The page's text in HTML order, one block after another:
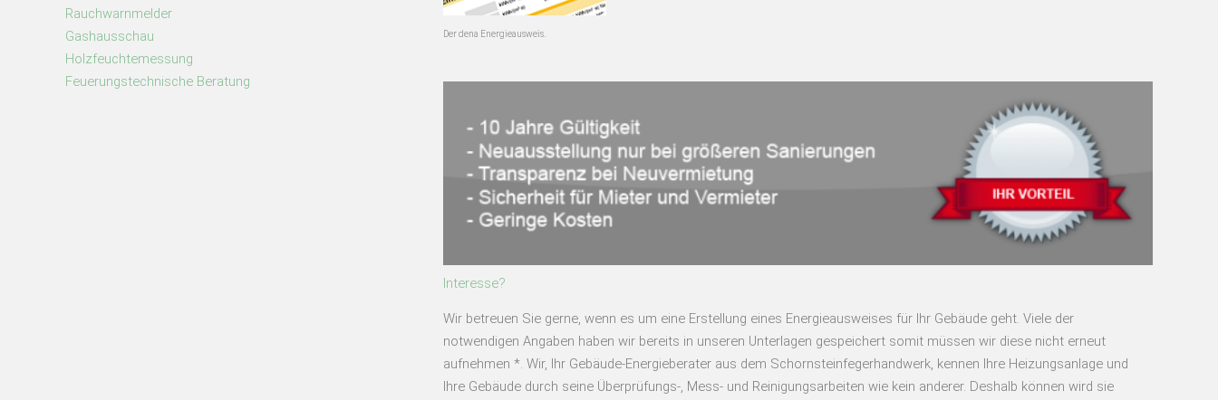
Rauchwarnmelder
Gashausschau
Holzfeuchtemessung
Feuerungstechnische Beratung
Der dena Energieausweis.
Interesse?
Wir betreuen Sie gerne, wenn es um eine Erstellung eines Energieausweises für Ihr Gebäude geht. Viele der
notwendigen Angaben haben wir bereits in unseren Unterlagen gespeichert somit müssen wir diese nicht erneut
aufnehmen *. Wir, Ihr Gebäude-Energieberater aus dem Schornsteinfegerhandwerk, kennen Ihre Heizungsanlage und
Ihre Gebäude durch seine Überprüfungs-, Mess- und Reinigungsarbeiten wie kein anderer. Deshalb können wird sie